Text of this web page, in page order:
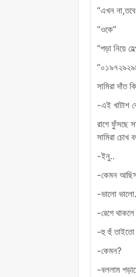
“এখন
“ওকে”
“পড়া নিয়ে
সামিরা দাঁত
-এই খাটাশ
রাগে ফুঁসছে
সামিরা
-ইনু..
-কেমন
-ভালো
-রেগে
-হু হুঁ
-কেমন?
-বললাম